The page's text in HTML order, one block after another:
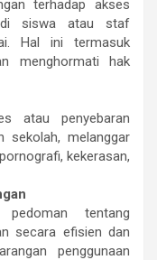
terhadap akses
siswa atau staf
Hal ini termasuk
menghormati hak
atau penyebaran
sekolah, melanggar
kekerasan,
pedoman tentang
secara efisien dan
penggunaan